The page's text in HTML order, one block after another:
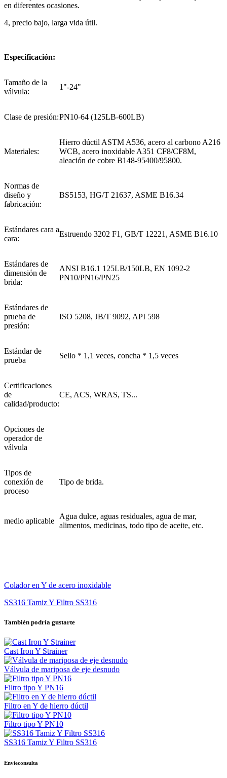
en diferentes ocasiones.
4, precio bajo, larga vida útil.
Especificación:
Tamaño de la
válvula:
1"-24"
Clase de presión:PN10-64 (125LB-600LB)
Materiales:
Hierro dúctil ASTM A536, acero al carbono A216
WCB, acero inoxidable A351 CF8/CF8M,
aleación de cobre B148-95400/95800.
Normas de
diseño y
fabricación:
BS5153, HG/T 21637, ASME B16.34
Estándares cara a
cara:
Estruendo 3202 F1, GB/T 12221, ASME B16.10
Estándares de
dimensión de
brida:
ANSI B16.1 125LB/150LB, EN 1092-2
PN10/PN16/PN25
Estándares de
prueba de
presión:
ISO 5208, JB/T 9092, API 598
Estándar de
prueba
Sello * 1,1 veces, concha * 1,5 veces
Certificaciones
de
calidad/producto:
CE, ACS, WRAS, TS...
Opciones de
operador de
válvula
Tipos de
conexión de
proceso
Tipo de brida.
medio aplicable
Agua dulce, aguas residuales, agua de mar,
alimentos, medicinas, todo tipo de aceite, etc.
Colador en Y de acero inoxidable
SS316 Tamiz Y Filtro SS316
También podría gustarte
Cast Iron Y Strainer
Válvula de mariposa de eje desnudo
Filtro tipo Y PN16
Filtro en Y de hierro dúctil
Filtro tipo Y PN10
SS316 Tamiz Y Filtro SS316
Envíeconsulta